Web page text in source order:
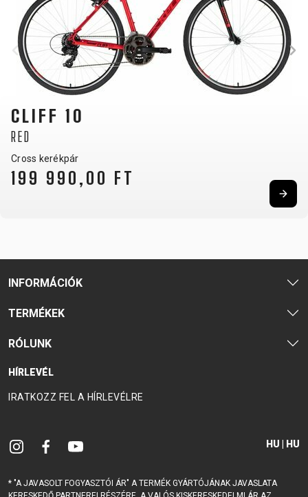
CLIFF 10
RED
Cross kerékpár
199 990,00 FT
INFORMÁCIÓK
TERMÉKEK
RÓLUNK
HÍRLEVÉL
IRATKOZZ FEL A HÍRLEVÉLRE
HU | HU
* "A JAVASOLT FOGYASZTÓI ÁR" A TERMÉK GYÁRTÓJÁNAK JAVASLATA